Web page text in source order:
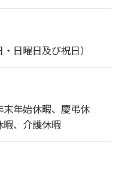
日曜日及び祝日）
年始休暇、慶弔休
、介護休暇